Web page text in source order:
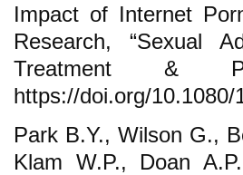
Impact of Internet
Research, “Sexual
Treatment &
https://doi.org/
Park B.Y., Wilson G.,
Klam W.P., Doan